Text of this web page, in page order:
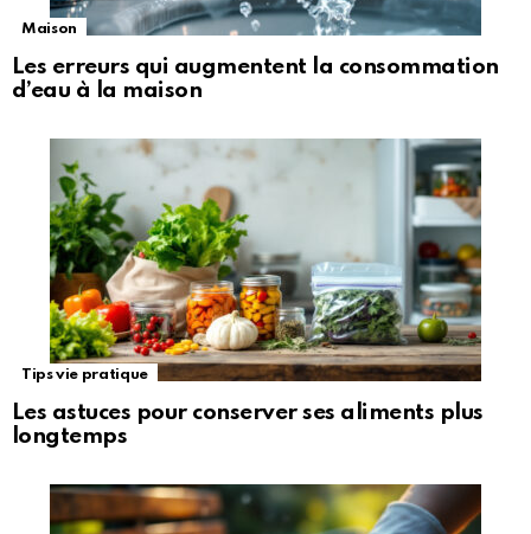
Maison
Les erreurs qui augmentent la consommation
d’eau à la maison
Tips vie pratique
Les astuces pour conserver ses aliments plus
longtemps